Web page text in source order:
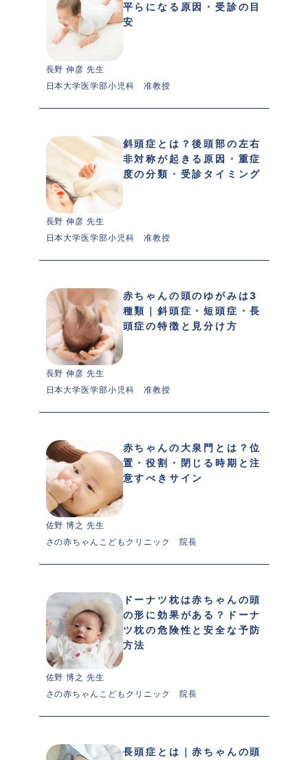
平らになる原因・受診の目
安
長野 伸彦 先生
日本大学医学部小児科　准教授
斜頭症とは？後頭部の左右
非対称が起きる原因・重症
度の分類・受診タイミング
長野 伸彦 先生
日本大学医学部小児科　准教授
赤ちゃんの頭のゆがみは3
種類｜斜頭症・短頭症・長
頭症の特徴と見分け方
長野 伸彦 先生
日本大学医学部小児科　准教授
赤ちゃんの大泉門とは？位
置・役割・閉じる時期と注
意すべきサイン
佐野 博之 先生
さの赤ちゃんこどもクリニック　院長
ドーナツ枕は赤ちゃんの頭
の形に効果がある？ドーナ
ツ枕の危険性と安全な予防
方法
佐野 博之 先生
さの赤ちゃんこどもクリニック　院長
長頭症とは｜赤ちゃんの頭